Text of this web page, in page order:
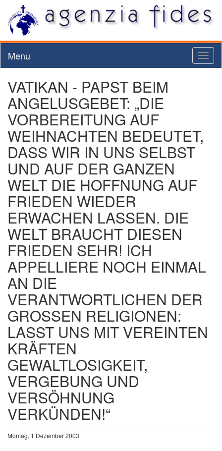
Menu
VATIKAN - PAPST BEIM
ANGELUSGEBET: „DIE
VORBEREITUNG AUF
WEIHNACHTEN BEDEUTET,
DASS WIR IN UNS SELBST
UND AUF DER GANZEN
WELT DIE HOFFNUNG AUF
FRIEDEN WIEDER
ERWACHEN LASSEN. DIE
WELT BRAUCHT DIESEN
FRIEDEN SEHR! ICH
APPELLIERE NOCH EINMAL
AN DIE
VERANTWORTLICHEN DER
GROSSEN RELIGIONEN:
LASST UNS MIT VEREINTEN
KRÄFTEN
GEWALTLOSIGKEIT,
VERGEBUNG UND
VERSÖHNUNG
VERKÜNDEN!“
Montag, 1 Dezember 2003